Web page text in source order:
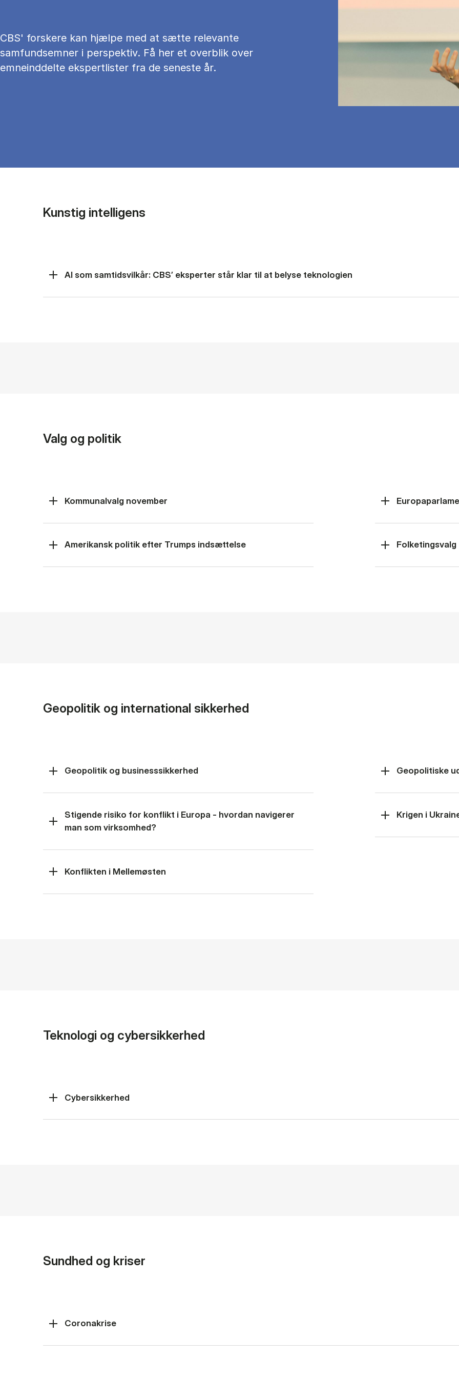
CBS' forskere kan hjælpe med at sætte relevante
samfundsemner i perspektiv. Få her et overblik over
emneinddelte ekspertlister fra de seneste år.
Kunstig intelligens
AI som samtidsvilkår: CBS’ eksperter står klar til at belyse teknologien
Valg og politik
Kommunalvalg november
Amerikansk politik efter Trumps indsættelse Folketingsvalg
Geopolitik og international sikkerhed
Geopolitik og businesssikkerhed
Stigende risiko for konflikt i Europa - hvordan navigerer
man som virksomhed?
Konflikten i Mellemøsten
Geopolitiske
Krigen i
Teknologi og cybersikkerhed
Cybersikkerhed
Sundhed og kriser
Coronakrise